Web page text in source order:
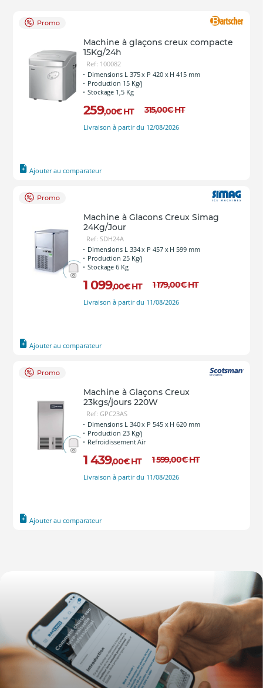
Promo
Machine à glaçons creux compacte
15Kg/24h
Ref: 100082
Dimensions L 375 x P 420 x H 415 mm
Production 15 Kg/j
Stockage 1,5 Kg
259,00€ HT 315,00€HT
Livraison à partir du 12/08/2026
Ajouter au comparateur
Promo
Machine à Glacons Creux Simag
24Kg/Jour
Ref: SDH24A
Dimensions L 334 x P 457 x H 599 mm
Production 25 Kg/j
Stockage 6 Kg
1 099,00€ HT 1 179,00€HT
Livraison à partir du 11/08/2026
Ajouter au comparateur
Promo
Machine à Glaçons Creux
23kgs/jours 220W
Ref: GPC23AS
Dimensions L 340 x P 545 x H 620 mm
Production 23 Kg/j
Refroidissement Air
1 439,00€ HT 1 599,00€HT
Livraison à partir du 11/08/2026
Ajouter au comparateur